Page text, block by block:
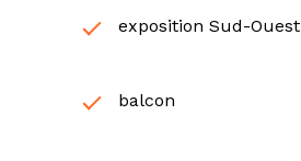
exposition Sud-Ouest
balcon